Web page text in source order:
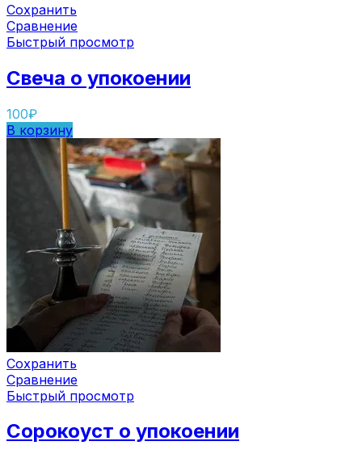
Сохранить
Сравнение
Быстрый просмотр
Свеча о упокоении
100₽
В корзину
Сохранить
Сравнение
Быстрый просмотр
Сорокоуст о упокоении